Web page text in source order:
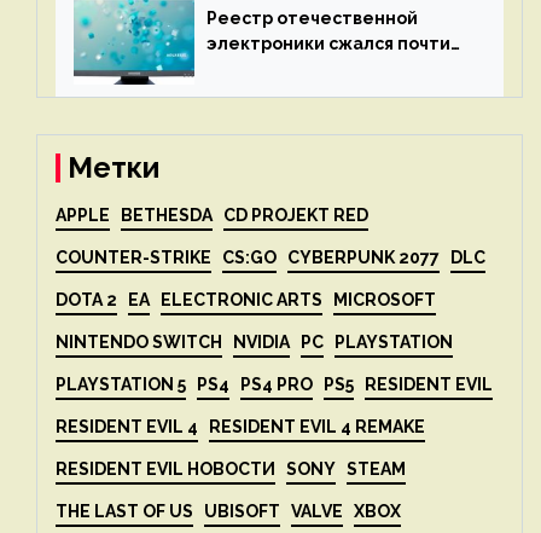
дисплеев
Реестр отечественной
электроники сжался почти
Метки
APPLE BETHESDA CD PROJEKT RED
COUNTER-STRIKE CS:GO CYBERPUNK 2077 DLC
DOTA 2 EA ELECTRONIC ARTS MICROSOFT
NINTENDO SWITCH NVIDIA PC PLAYSTATION
PLAYSTATION 5 PS4 PS4 PRO PS5 RESIDENT EVIL
RESIDENT EVIL 4 RESIDENT EVIL 4 REMAKE
RESIDENT EVIL НОВОСТИ SONY STEAM
THE LAST OF US UBISOFT VALVE XBOX